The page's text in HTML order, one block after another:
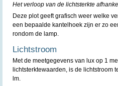
Het verloop van de lichtsterkte
Deze plot geeft grafisch weer welke
een bepaalde kantelhoek zijn er zo
rondom de lamp.
Lichtstroom
Met de meetgegevens van lux op 1
lichtsterktewaarden, is de lichtstroom
lm.